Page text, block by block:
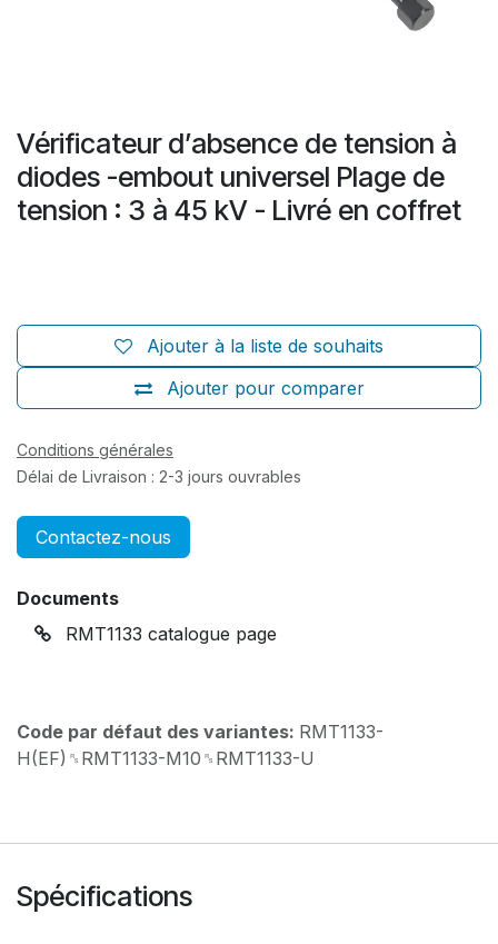
Vérificateur d’absence de tension à
diodes -embout universel Plage de
tension : 3 à 45 kV - Livré en coffret
Ajouter pour comparer
Ajouter à la liste de souhaits
Conditions générales
Délai de Livraison : 2-3 jours ouvrables
Contactez-nous
Documents
RMT1133 catalogue page
Code par défaut des variantes: RMT1133-
H(EF)␞RMT1133-M10␞RMT1133-U
Spécifications